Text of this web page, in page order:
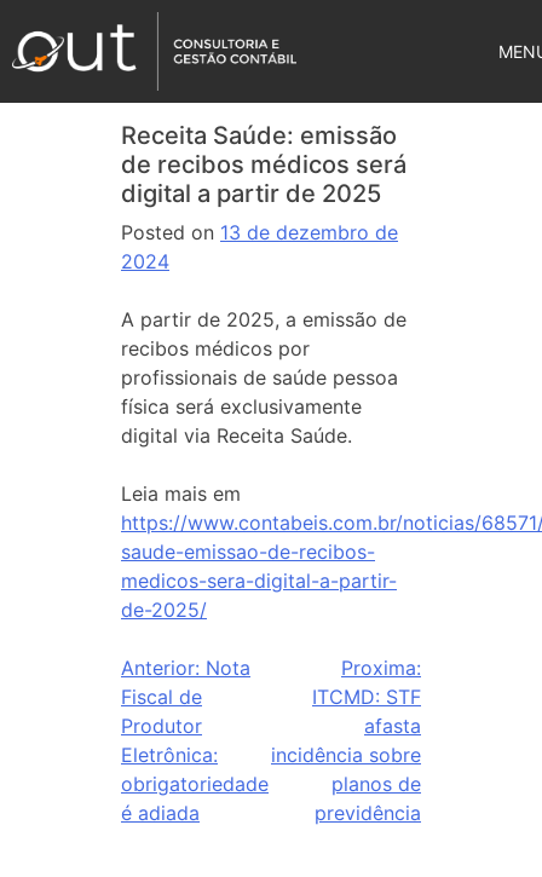
Receita Saúde: emissão
de recibos médicos será
digital a partir de 2025
Posted on 13 de dezembro de
2024
A partir de 2025, a emissão de
recibos médicos por
profissionais de saúde pessoa
física será exclusivamente
digital via Receita Saúde.
Leia mais em
https://www.contabeis.com.br/noticias/
saude-emissao-de-recibos-
medicos-sera-digital-a-partir-
de-2025/
Anterior: Nota
Fiscal de
Produtor
Eletrônica:
obrigatoriedade
é adiada
Proxima:
ITCMD: STF
afasta
incidência sobre
planos de
previdência